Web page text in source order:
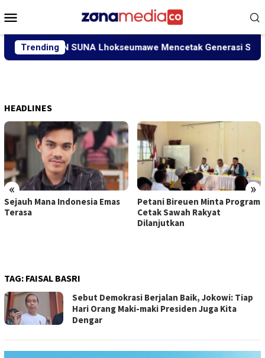
ke
Mobile
Trending
UIN SUNA Lhokseumawe Mencetak Generasi Siap
HEADLINES
« »
Sejauh Mana Indonesia Emas
Terasa
Petani Bireuen Minta Program
Cetak Sawah Rakyat
Dilanjutkan
TAG: FAISAL BASRI
Sebut Demokrasi Berjalan Baik, Jokowi: Tiap
Hari Orang Maki-maki Presiden Juga Kita
Dengar